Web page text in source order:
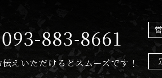
093-883-8661
えいただけるとスムーズです！